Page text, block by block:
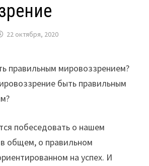
22 октября, 2020
правильным мировоззрением?
быть правильным
побеседовать о нашем
общем, о правильном
на успех. И